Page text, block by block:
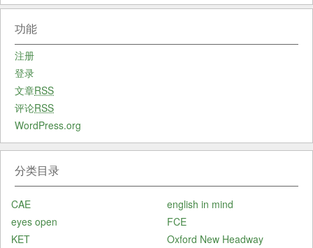
功能
注册
登录
文章RSS
评论RSS
WordPress.org
分类目录
CAE
english in mind
eyes open
FCE
KET
Oxford New Headway